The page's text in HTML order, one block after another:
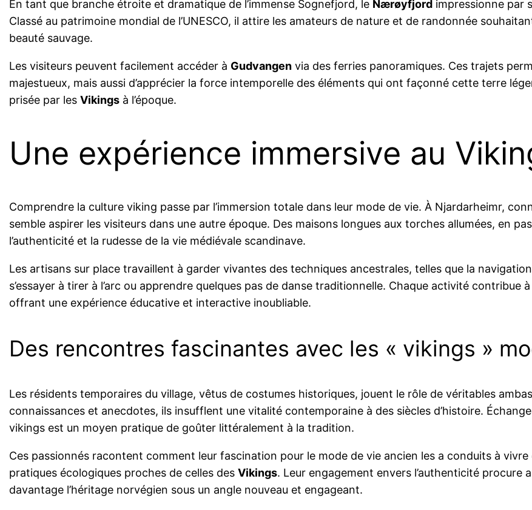
En tant que branche étroite et dramatique de l’immense Sognefjord, le Nærøyfjord impressionne par
Classé au patrimoine mondial de l’UNESCO, il attire les amateurs de nature et de randonnée
beauté sauvage.
Les visiteurs peuvent facilement accéder à Gudvangen via des ferries panoramiques. Ces trajets
majestueux, mais aussi d’apprécier la force intemporelle des éléments qui ont façonné cette terre
prisée par lesVikings à l’époque.
Une expérience immersive au
Comprendre la culture viking passe par l’immersion totale dans leur mode de vie. À Njardarheimr,
semble aspirer les visiteurs dans une autre époque. Des maisons longues aux torches allumées, en
l’authenticité et la rudesse de la vie médiévale scandinave.
Les artisans sur place travaillent à garder vivantes des techniques ancestrales, telles que la
s’essayer à tirer à l’arc ou apprendre quelques pas de danse traditionnelle. Chaque activité
offrant une expérience éducative et interactive inoubliable.
Des rencontres fascinantes avec les « vikings »
Les résidents temporaires du village, vêtus de costumes historiques, jouent le rôle de véritables
connaissances et anecdotes, ils insufflent une vitalité contemporaine à des siècles d’histoire.
vikings est un moyen pratique de goûter littéralement à la tradition.
Ces passionnés racontent comment leur fascination pour le mode de vie ancien les a conduits à
pratiques écologiques proches de celles desVikings. Leur engagement envers l’authenticité procure
davantage l’héritage norvégien sous un angle nouveau et engageant.